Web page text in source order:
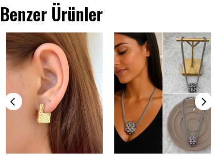
Benzer Ürünler